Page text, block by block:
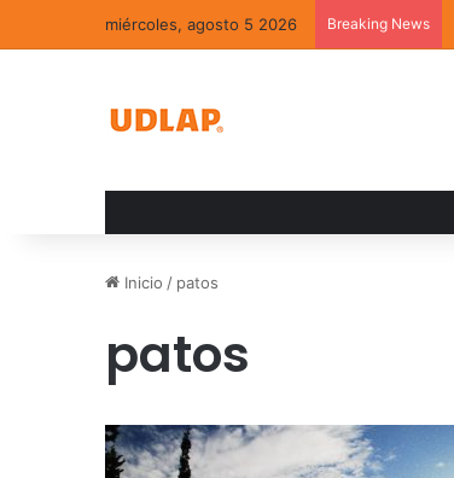
miércoles, agosto 5 2026 Breaking News
Inicio / patos
patos